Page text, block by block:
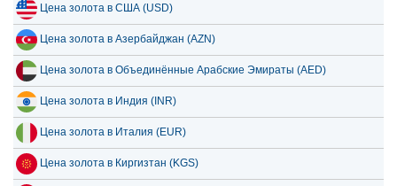
Цена золота в США (USD)
Цена золота в Азербайджан (AZN)
Цена золота в Объединённые Арабские Эмираты (AED)
Цена золота в Индия (INR)
Цена золота в Италия (EUR)
Цена золота в Киргизтан (KGS)